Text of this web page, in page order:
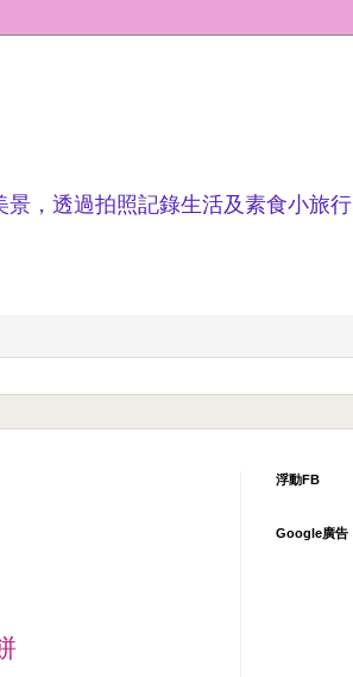
，透過拍照記錄生活及素食小旅行
浮動FB
Google廣告